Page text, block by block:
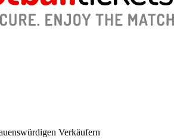
Verkäufern